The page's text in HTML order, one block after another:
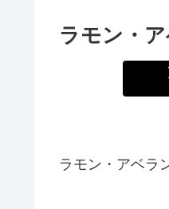
ラモン・
ラモン・アベラ